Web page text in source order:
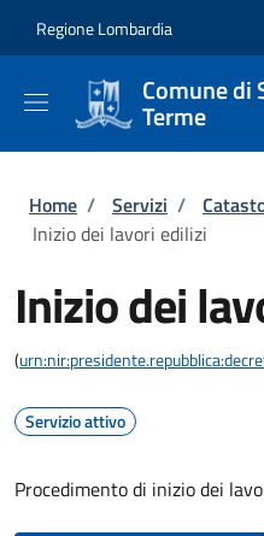
Regione Lombardia
Comune di
Terme
Briciole di
Home / Servizi /
Inizio dei lavori edilizi
Inizio dei
(
Servizio attivo
Procedimento di inizio dei